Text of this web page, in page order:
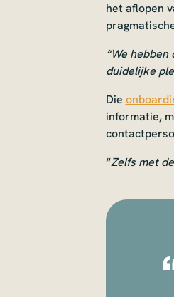
het aflopen
“We
duidelijke
Die
informatie,
“Zelfs met